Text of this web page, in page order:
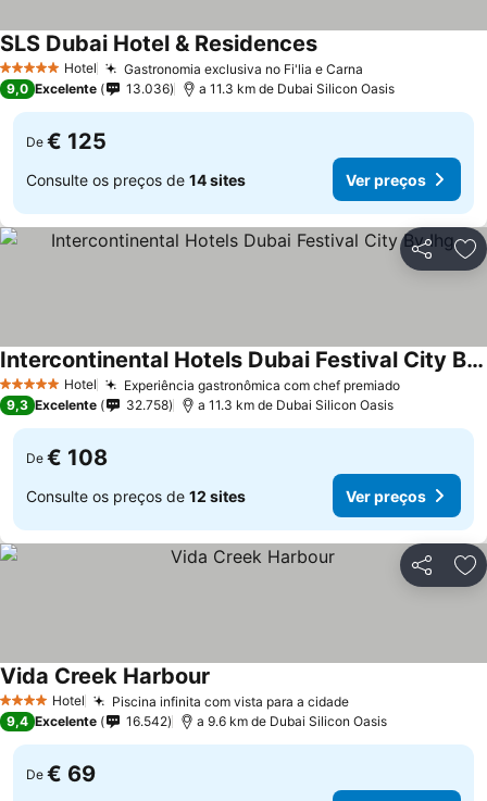
5 Estrelas Hotel Gastronomia exclusiva no Fi'lia e Carna
SLS Dubai Hotel & ResidencesVer preços
9,0 Excelente 13.036 a 11.3 km de Dubai Silicon Oasis
De € 125
Consulte os preços de 14 sites Ver preços
Partilhar
5 Estrelas Hotel Experiência gastronômica com chef premiadoVer preços
Intercontinental Hotels Dubai Festival City By Ihg
Ver preços
9,3 Excelente 32.758 a 11.3 km de Dubai Silicon Oasis
De € 108
Consulte os preços de 12 sites Ver preços
Partilhar
4 EstrelasHotel Piscina infinita com vista para a cidadeVer preços
Vida Creek Harbour
9,4 Excelente 16.542 a 9.6 km de Dubai Silicon Oasis
De € 69